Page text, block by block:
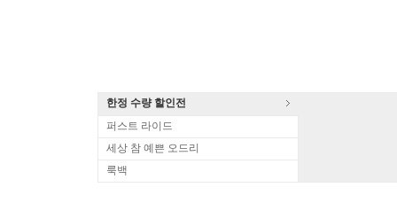
한정 수량 할인전
퍼스트 라이드
세상 참 예쁜 오드리
룩백